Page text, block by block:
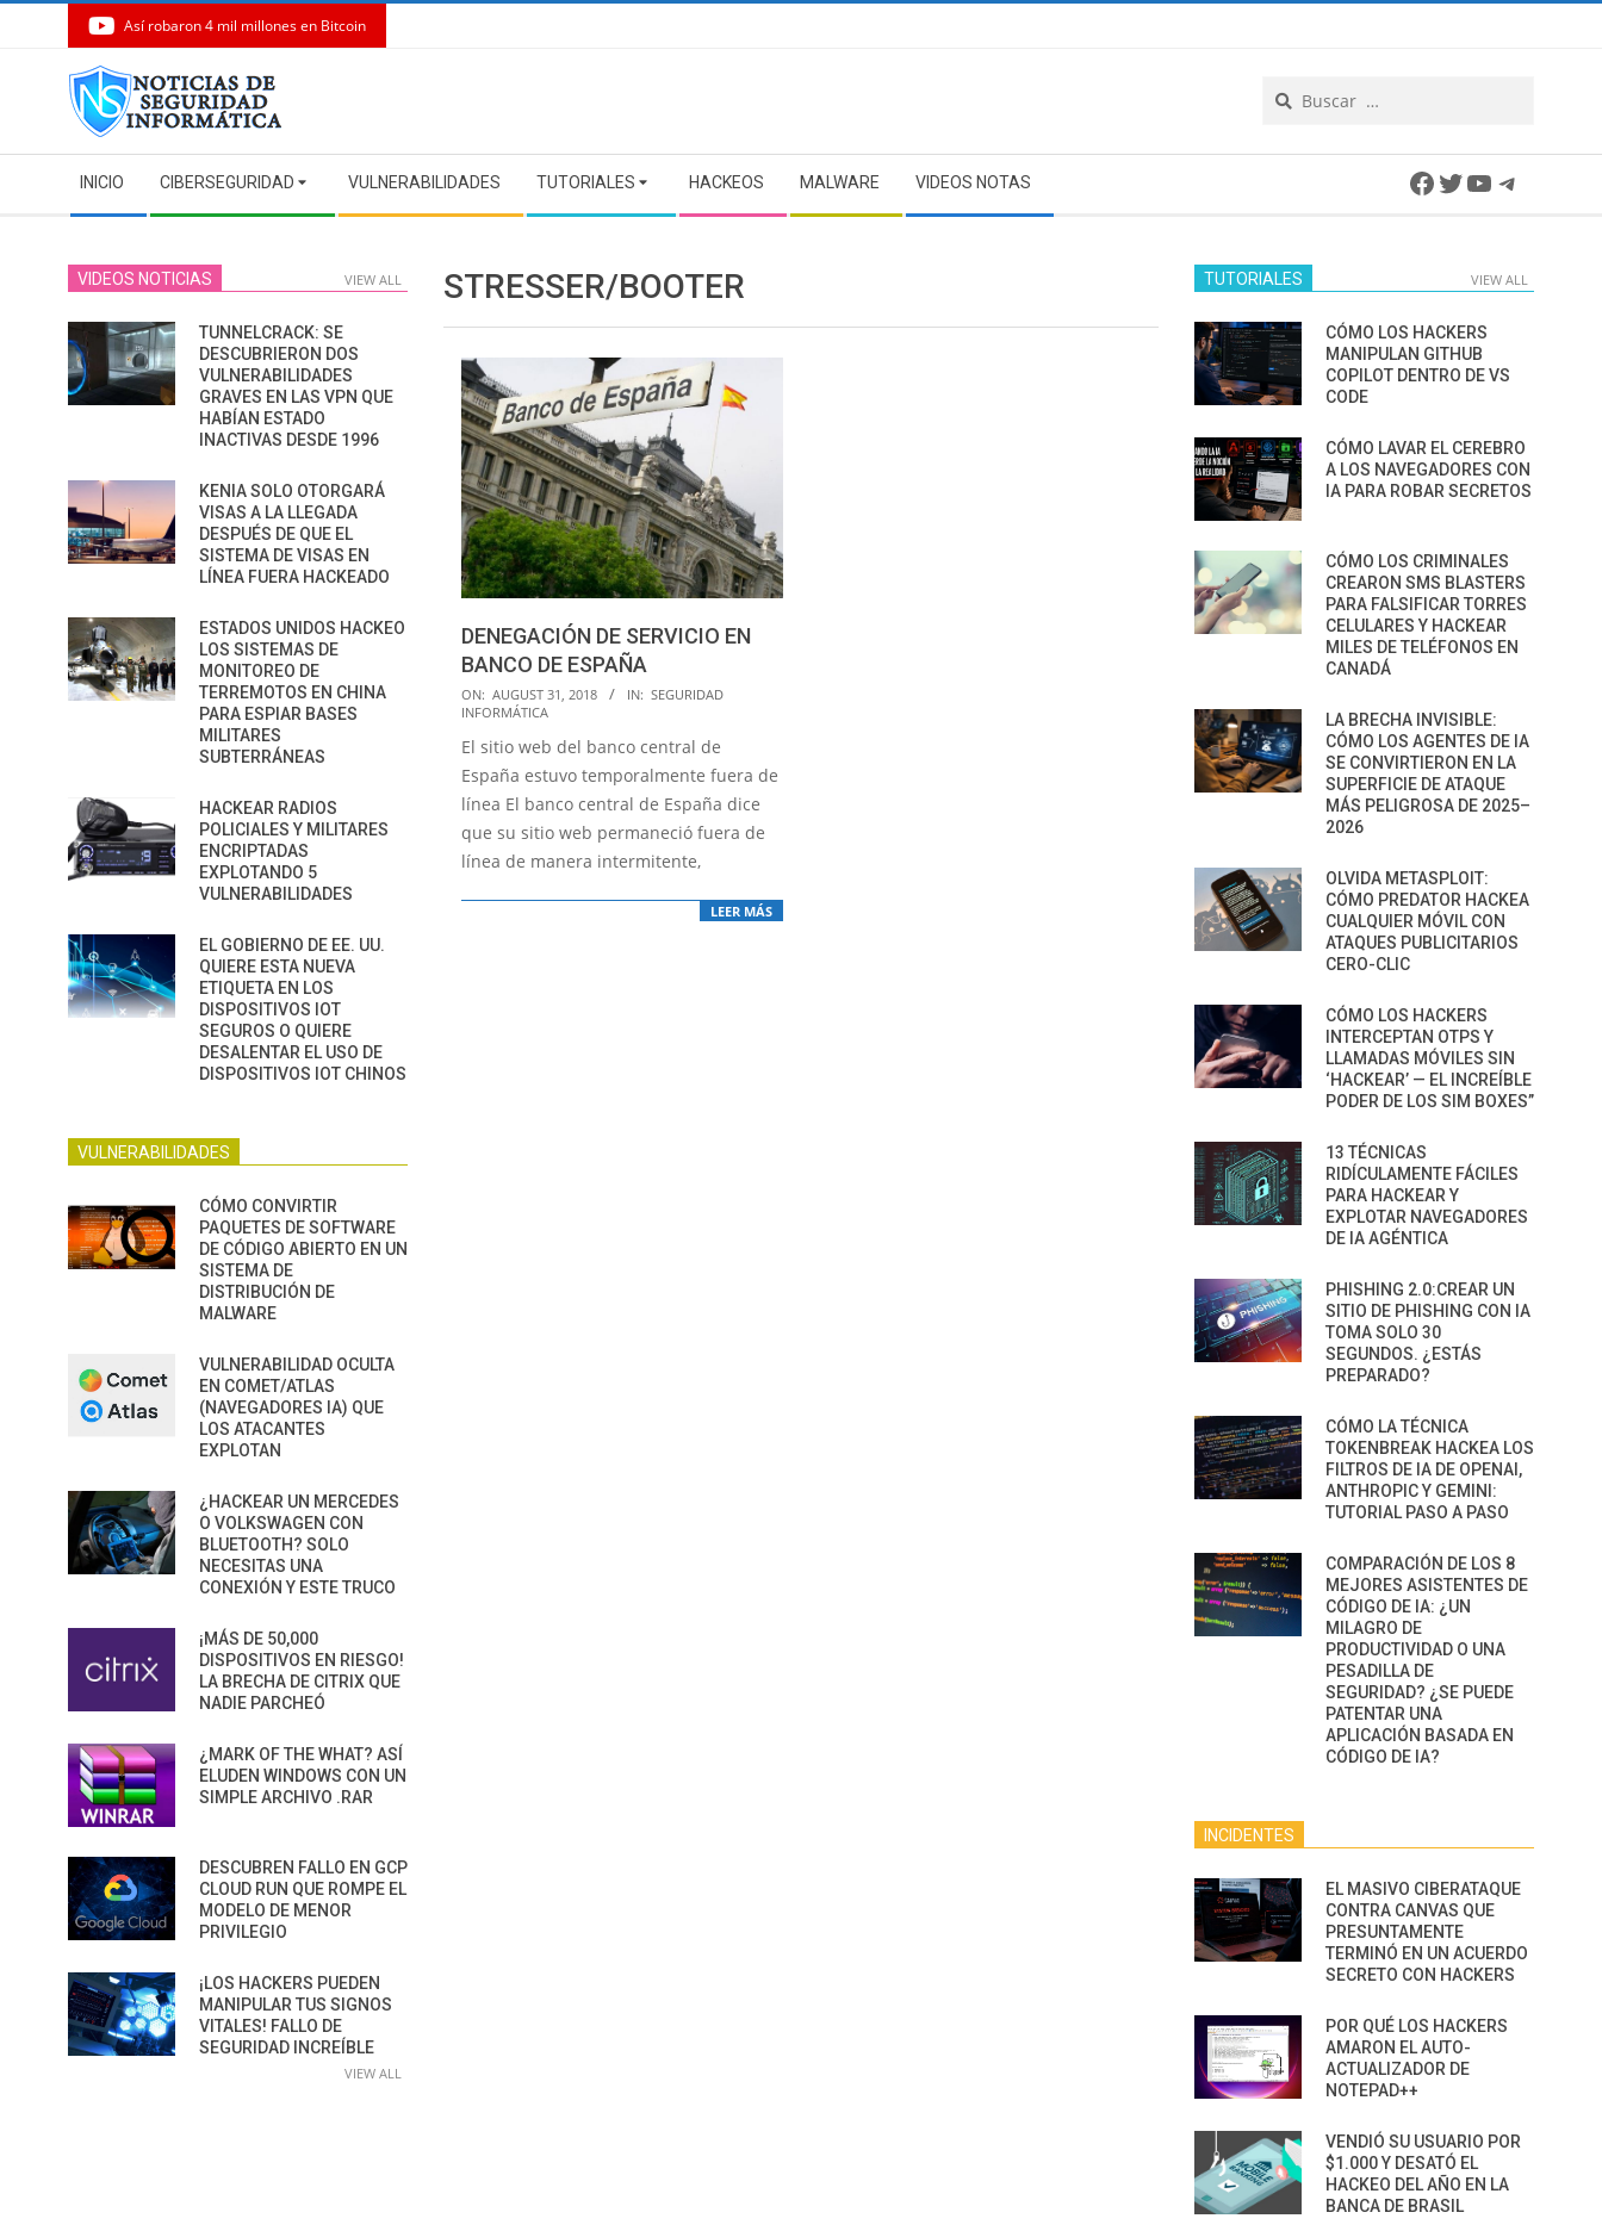
Así robaron 4 mil millones en Bitcoin
Navigation
Menu
INICIO CIBERSEGURIDAD VULNERABILIDADES TUTORIALES HACKEOS MALWARE VIDEOS NOTAS Facebook
Twitter
YouTube
STRESSER/BOOTER
DENEGACIÓN DE SERVICIO EN
BANCO DE ESPAÑA
2018-
08-
31
ON: AUGUST 31, 2018 IN: SEGURIDAD
INFORMÁTICA
El sitio web del banco central de
España estuvo temporalmente fuera de
línea El banco central de España dice
que su sitio web permaneció fuera de
línea de manera intermitente,
LEER MÁS
VIDEOS NOTICIAS VIEW ALL
TUNNELCRACK: SE
DESCUBRIERON DOS
VULNERABILIDADES
GRAVES EN LAS VPN QUE
HABÍAN ESTADO
INACTIVAS DESDE 1996
KENIA SOLO OTORGARÁ
VISAS A LA LLEGADA
DESPUÉS DE QUE EL
SISTEMA DE VISAS EN
LÍNEA FUERA HACKEADO
ESTADOS UNIDOS HACKEO
LOS SISTEMAS DE
MONITOREO DE
TERREMOTOS EN CHINA
PARA ESPIAR BASES
MILITARES
SUBTERRÁNEAS
HACKEAR RADIOS
POLICIALES Y MILITARES
ENCRIPTADAS
EXPLOTANDO 5
VULNERABILIDADES
EL GOBIERNO DE EE. UU.
QUIERE ESTA NUEVA
ETIQUETA EN LOS
DISPOSITIVOS IOT
SEGUROS O QUIERE
DESALENTAR EL USO DE
DISPOSITIVOS IOT CHINOS
VULNERABILIDADES
CÓMO CONVIRTIR
PAQUETES DE SOFTWARE
DE CÓDIGO ABIERTO EN UN
SISTEMA DE
DISTRIBUCIÓN DE
MALWARE
VULNERABILIDAD OCULTA
EN COMET/ATLAS
(NAVEGADORES IA) QUE
LOS ATACANTES
EXPLOTAN
¿HACKEAR UN MERCEDES
O VOLKSWAGEN CON
BLUETOOTH? SOLO
NECESITAS UNA
CONEXIÓN Y ESTE TRUCO
¡MÁS DE 50,000
DISPOSITIVOS EN RIESGO!
LA BRECHA DE CITRIX QUE
NADIE PARCHEÓ
¿MARK OF THE WHAT? ASÍ
ELUDEN WINDOWS CON UN
SIMPLE ARCHIVO .RAR
DESCUBREN FALLO EN GCP
CLOUD RUN QUE ROMPE EL
MODELO DE MENOR
PRIVILEGIO
¡LOS HACKERS PUEDEN
MANIPULAR TUS SIGNOS
VITALES! FALLO DE
SEGURIDAD INCREÍBLE
VIEW ALL
TUTORIALES VIEW ALL
CÓMO LOS HACKERS
MANIPULAN GITHUB
COPILOT DENTRO DE VS
CODE
CÓMO LAVAR EL CEREBRO
A LOS NAVEGADORES CON
IA PARA ROBAR SECRETOS
CÓMO LOS CRIMINALES
CREARON SMS BLASTERS
PARA FALSIFICAR TORRES
CELULARES Y HACKEAR
MILES DE TELÉFONOS EN
CANADÁ
LA BRECHA INVISIBLE:
CÓMO LOS AGENTES DE IA
SE CONVIRTIERON EN LA
SUPERFICIE DE ATAQUE
MÁS PELIGROSA DE 2025–
2026
OLVIDA METASPLOIT:
CÓMO PREDATOR HACKEA
CUALQUIER MÓVIL CON
ATAQUES PUBLICITARIOS
CERO-CLIC
CÓMO LOS HACKERS
INTERCEPTAN OTPS Y
LLAMADAS MÓVILES SIN
‘HACKEAR’ — EL INCREÍBLE
PODER DE LOS SIM BOXES”
13 TÉCNICAS
RIDÍCULAMENTE FÁCILES
PARA HACKEAR Y
EXPLOTAR NAVEGADORES
DE IA AGÉNTICA
PHISHING 2.0:CREAR UN
SITIO DE PHISHING CON IA
TOMA SOLO 30
SEGUNDOS. ¿ESTÁS
PREPARADO?
CÓMO LA TÉCNICA
TOKENBREAK HACKEA LOS
FILTROS DE IA DE OPENAI,
ANTHROPIC Y GEMINI:
TUTORIAL PASO A PASO
COMPARACIÓN DE LOS 8
MEJORES ASISTENTES DE
CÓDIGO DE IA: ¿UN
MILAGRO DE
PRODUCTIVIDAD O UNA
PESADILLA DE
SEGURIDAD? ¿SE PUEDE
PATENTAR UNA
APLICACIÓN BASADA EN
CÓDIGO DE IA?
INCIDENTES
EL MASIVO CIBERATAQUE
CONTRA CANVAS QUE
PRESUNTAMENTE
TERMINÓ EN UN ACUERDO
SECRETO CON HACKERS
POR QUÉ LOS HACKERS
AMARON EL AUTO-
ACTUALIZADOR DE
NOTEPAD++
VENDIÓ SU USUARIO POR
$1.000 Y DESATÓ EL
HACKEO DEL AÑO EN LA
BANCA DE BRASIL